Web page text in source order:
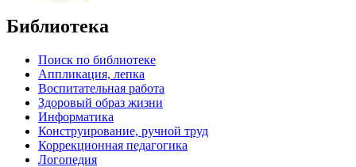
Библиотека
Поиск по библиотеке
Аппликация, лепка
Воспитательная работа
Здоровый образ жизни
Информатика
Конструирование, ручной труд
Коррекционная педагогика
Логопедия